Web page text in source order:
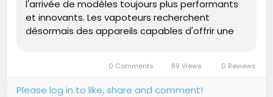
l'arrivée de modèles toujours plus performants
et innovants. Les vapoteurs recherchent
désormais des appareils capables d'offrir une
0 Comments 89 Views 0 Reviews
Please log in to like, share and comment!